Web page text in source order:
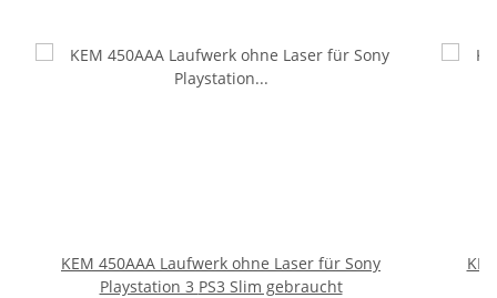
KEM 450AAA Laufwerk ohne Laser für Sony
Playstation 3 PS3 Slim gebraucht